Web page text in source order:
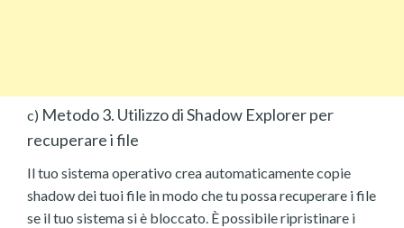
c) Metodo 3. Utilizzo di Shadow Explorer per
recuperare i file
Il tuo sistema operativo crea automaticamente copie
shadow dei tuoi file in modo che tu possa recuperare i file
se il tuo sistema si è bloccato. È possibile ripristinare i